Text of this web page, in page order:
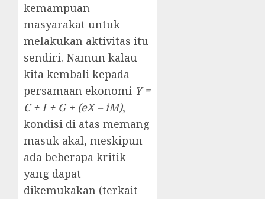
kemampuan
masyarakat untuk
melakukan aktivitas itu
sendiri. Namun kalau
kita kembali kepada
persamaan ekonomi Y =
C + I + G + (eX – iM),
kondisi di atas memang
masuk akal, meskipun
ada beberapa kritik
yang dapat
dikemukakan (terkait